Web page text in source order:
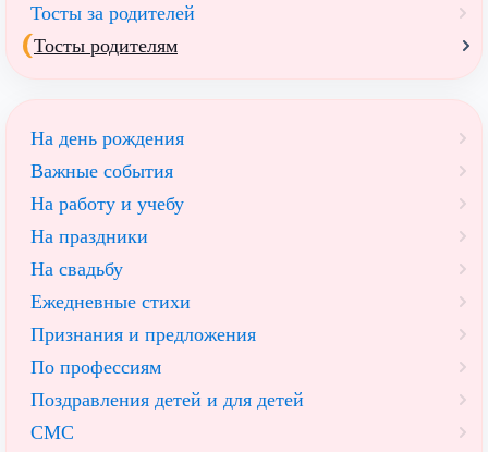
Тосты за родителей
Тосты родителям
На день рождения
Важные события
На работу и учебу
На праздники
На свадьбу
Ежедневные стихи
Признания и предложения
По профессиям
Поздравления детей и для детей
СМС